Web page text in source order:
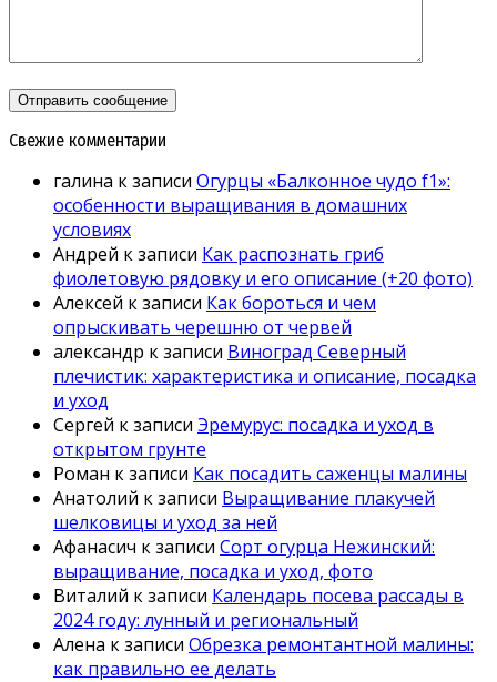
Свежие комментарии
галина к записи Огурцы «Балконное чудо f1»:
особенности выращивания в домашних
условиях
Андрей к записи Как распознать гриб
фиолетовую рядовку и его описание (+20 фото)
Алексей к записи Как бороться и чем
опрыскивать черешню от червей
александр к записи Виноград Северный
плечистик: характеристика и описание, посадка
и уход
Сергей к записи Эремурус: посадка и уход в
открытом грунте
Роман к записи Как посадить саженцы малины
Анатолий к записи Выращивание плакучей
шелковицы и уход за ней
Афанасич к записи Сорт огурца Нежинский:
выращивание, посадка и уход, фото
Виталий к записи Календарь посева рассады в
2024 году: лунный и региональный
Алена к записи Обрезка ремонтантной малины:
как правильно ее делать